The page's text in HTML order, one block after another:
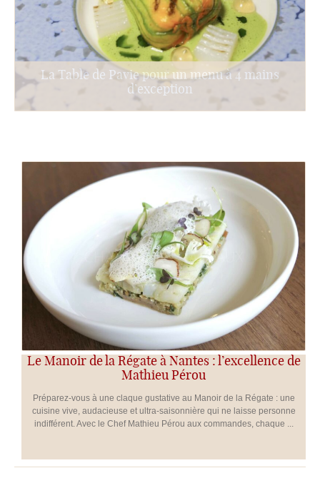
La Table de Pavie pour un menu à 4 mains
d’exception
Le Manoir de la Régate à Nantes : l’excellence de
Mathieu Pérou
Préparez-vous à une claque gustative au Manoir de la Régate : une
cuisine vive, audacieuse et ultra-saisonnière qui ne laisse personne
indifférent. Avec le Chef Mathieu Pérou aux commandes, chaque ...